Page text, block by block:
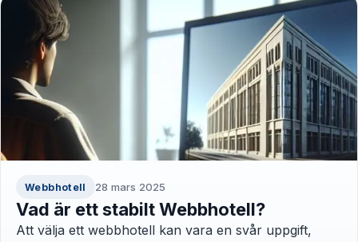
Webbhotell 28 mars 2025
Vad är ett stabilt Webbhotell?
Att välja ett webbhotell kan vara en svår uppgift,